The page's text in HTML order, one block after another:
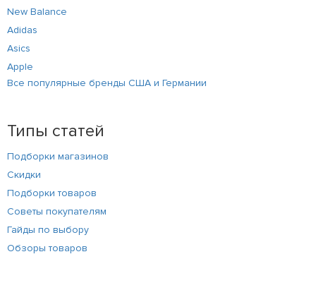
New Balance
Adidas
Asics
Apple
Все популярные бренды США и Германии
Типы статей
Подборки магазинов
Скидки
Подборки товаров
Советы покупателям
Гайды по выбору
Обзоры товаров